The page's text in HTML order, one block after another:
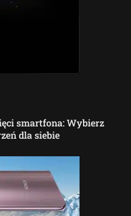
smartfona: Wybierz
dla siebie